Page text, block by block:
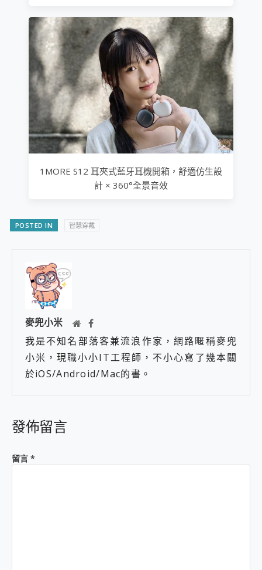
1MORE S12 耳夾式藍牙耳機開箱，舒適仿生設
計 × 360°全景音效
POSTED IN 智慧穿戴
麥兜小米
我是不知名部落客兼流浪作家，網路暱稱麥兜
小米，現職小小IT工程師，不小心寫了幾本關
於iOS/Android/Mac的書。
發佈留言
留言 *